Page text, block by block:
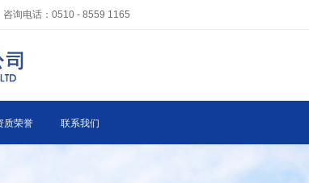
询电话：0510 - 8559 1165
质荣誉 联系我们